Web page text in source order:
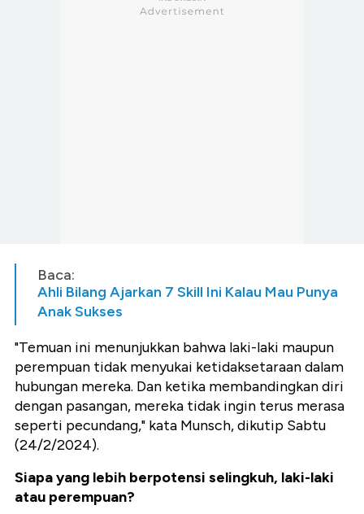
Baca:
Ahli Bilang Ajarkan 7 Skill Ini Kalau Mau Punya
Anak Sukses
"Temuan ini menunjukkan bahwa laki-laki maupun
perempuan tidak menyukai ketidaksetaraan dalam
hubungan mereka. Dan ketika membandingkan diri
dengan pasangan, mereka tidak ingin terus merasa
seperti pecundang," kata Munsch, dikutip Sabtu
(24/2/2024).
Siapa yang lebih berpotensi selingkuh, laki-laki
atau perempuan?